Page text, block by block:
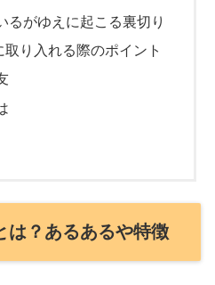
るがゆえに起こる裏切り
り入れる際のポイント
は？あるあるや特徴